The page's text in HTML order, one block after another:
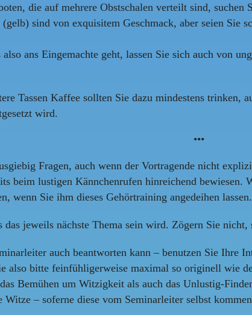
die auf mehrere Obstschalen verteilt sind,
sind von exquisitem Geschmack, aber seien Sie
ans Eingemachte geht, lassen Sie sich auch von
Tassen Kaffee sollten Sie dazu mindestens
wird.
•••
Fragen, auch wenn der Vortragende nicht
beim lustigen Kännchenrufen hinreichend
wenn Sie ihm dieses Gehörtraining angedeihen lassen.
jeweils nächste Thema sein wird. Zögern Sie
auch beantworten kann – benutzen Sie
also bitte feinfühligerweise maximal so originell wie
Bemühen um Witzigkeit als auch das Unlustig-
– soferne diese vom Seminarleiter selbst